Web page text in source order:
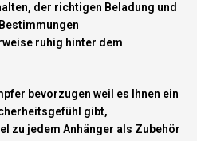
der richtigen Beladung und
ruhig hinter dem
bevorzugen weil es Ihnen ein
gibt,
zu jedem Anhänger als Zubehör